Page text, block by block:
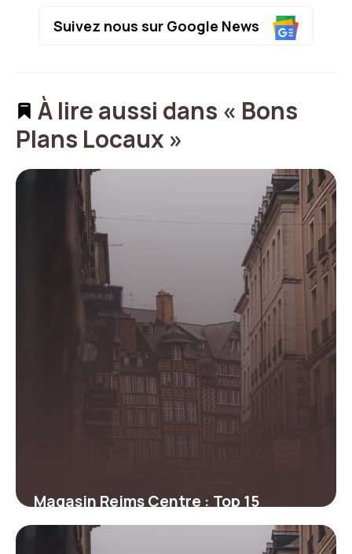
Suivez nous sur Google News
À lire aussi dans « Bons
Plans Locaux »
Magasin Reims Centre : Top 15
Adresses